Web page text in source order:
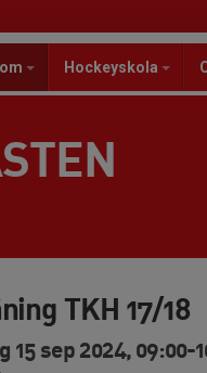
Hockeyskola
TKH 17/18
15 sep 2024, 09:00-